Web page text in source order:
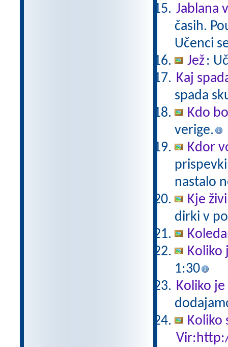
Jablana
časih.
Učenci
Jež:
Kaj
spada
Kdo
verige.
Kdor
nastalo
Kje
dirki v
Koliko
1:30
Koliko
Koliko